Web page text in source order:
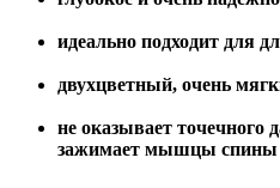
идеально подходит для
двухцветный, очень
не оказывает точечного
зажимает мышцы спины